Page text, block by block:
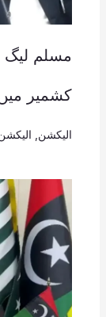
مسلم لیگ
کشمیر میں
الیکشن الیکشن